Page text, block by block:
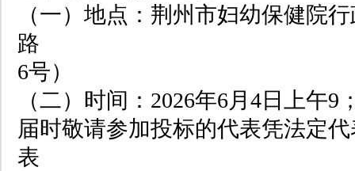
（一）地点：荆州市妇幼保健院
路
6号）
（二）时间：2026年6月4日上午9
届时敬请参加投标的代表凭法定
表